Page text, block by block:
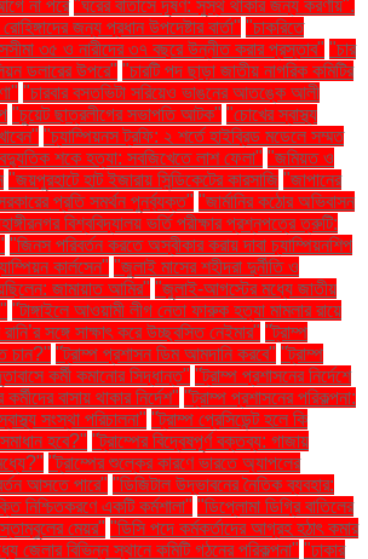
না পরে "ঘরের বাতাসে দূষণ: সুস্থ থাকার জন্য করণীয়".
জন্য প্রধান উপদেষ্টার বার্তা" "চাকরিতে
৩৫ ও নারীদের ৩৭ বছরে উন্নীত করার প্রস্তাব" "চার
ডলারের উপরে" "চারটি পদ ছাড়া জাতীয় নাগরিক কমিটির
"চারবার বসতভিটা সরিয়েও ভাঙনের আতঙ্কে আলী
"চুয়েট ছাত্রলীগের সভাপতি আটক" "চোখের স্বাস্থ্য
"চ্যাম্পিয়নস ট্রফি: ২ শর্তে হাইব্রিড মডেলে সম্মত
শকে হত্যা: সবজিখেতে লাশ ফেলা" "জমিয়ত ও
"জয়পুরহাটে হাট ইজারায় সিন্ডিকেটের কারসাজি "জাপানের
প্রতি সমর্থন পুনর্ব্যক্ত" "জার্মানির কঠোর অভিবাসন
বিশ্ববিদ্যালয় ভর্তি পরীক্ষার প্রশ্নপত্রে ত্রুটি:
"জিনস পরিবর্তন করতে অস্বীকার করায় দাবা চ্যাম্পিয়নশিপ
কার্লসেন" "জুলাই মাসের শহীদরা দুর্নীতি ও
জামায়াত আমির" "জুলাই-আগস্টের মধ্যে জাতীয়
"টাঙ্গাইলে আওয়ামী লীগ নেতা ফারুক হত্যা মামলার রায়ে
সঙ্গে সাক্ষাৎ করে উচ্ছ্বসিত নেইমার" "ট্রাম্প
চান?" "ট্রাম্প প্রশাসন ডিম আমদানি করবে" "ট্রাম্প
কর্মী কমানোর সিদ্ধান্ত" "ট্রাম্প প্রশাসনের নির্দেশে
বাসায় থাকার নির্দেশ" "ট্রাম্প প্রশাসনের পরিকল্পনা:
সংস্থা পরিচালনা" "ট্রাম্প প্রেসিডেন্ট হলে কি
হবে?" "ট্রাম্পের বিদ্বেষপূর্ণ বক্তব্য: গাজায়
"ট্রাম্পের শুল্কের কারণে ভারতে অ্যাপলের
আসতে পারে" "ডিজিটাল উদ্ভাবনের নৈতিক ব্যবহার:
নিশ্চিতকরণে একটি কর্মশালা" "ডিপ্লোমা ডিগ্রি বাতিলের
মেয়র" "ডিসি পদে কর্মকর্তাদের আগ্রহ হঠাৎ কমার
জেলার বিভিন্ন স্থানে কমিটি গঠনের পরিকল্পনা" "ঢাকার